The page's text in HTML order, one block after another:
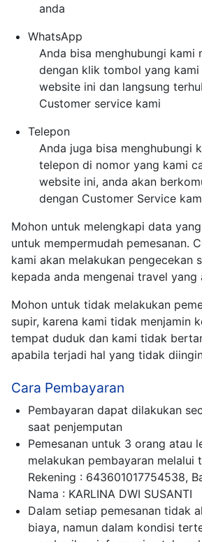
anda
WhatsApp
Anda bisa menghubungi kami
dengan klik tombol yang kami
website ini dan langsung
Customer service kami
Telepon
Anda juga bisa menghubungi
telepon di nomor yang kami
website ini, anda akan
dengan Customer Service
Mohon untuk melengkapi data
untuk mempermudah pemesanan.
kami akan melakukan pengecekan
kepada anda mengenai travel yang
Mohon untuk tidak melakukan
supir, karena kami tidak menjamin
tempat duduk dan kami tidak
apabila terjadi hal yang tidak
Cara Pembayaran
Pembayaran dapat dilakukan
saat penjemputan
Pemesanan untuk 3 orang atau
melakukan pembayaran melalui
Rekening : 643601017754538,
Nama : KARLINA DWI SUSANTI
Dalam setiap pemesanan tidak
biaya, namun dalam kondisi